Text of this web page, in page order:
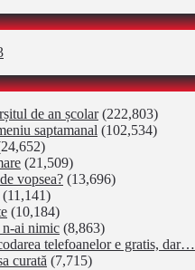
de an școlar (222,803)
saptamanal (102,534)
(21,509)
vopsea? (13,696)
(11,141)
(10,184)
ai nimic (8,863)
telefoanelor e gratis, dar…
curată (7,715)